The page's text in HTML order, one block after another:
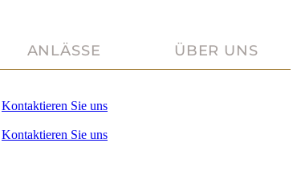
ANLÄSSE ÜBER UNS
Kontaktieren Sie uns
Kontaktieren Sie uns